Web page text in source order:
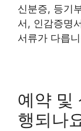
신분증, 등기
서, 인감증명
서류가 다릅
예약 및
행되나